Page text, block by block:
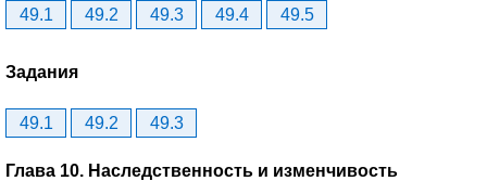
49.1 49.2 49.3 49.4 49.5
Задания
49.1 49.2 49.3
Глава 10. Наследственность и изменчивость